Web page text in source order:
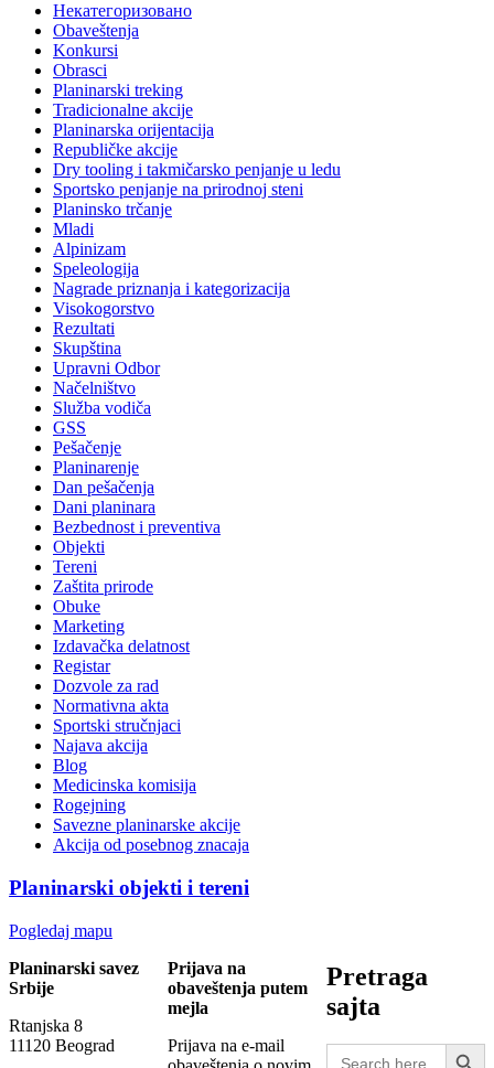
Некатегоризовано
Obaveštenja
Konkursi
Obrasci
Planinarski treking
Tradicionalne akcije
Planinarska orijentacija
Republičke akcije
Dry tooling i takmičarsko penjanje u ledu
Sportsko penjanje na prirodnoj steni
Planinsko trčanje
Mladi
Alpinizam
Speleologija
Nagrade priznanja i kategorizacija
Visokogorstvo
Rezultati
Skupština
Upravni Odbor
Načelništvo
Služba vodiča
GSS
Pešačenje
Planinarenje
Dan pešačenja
Dani planinara
Bezbednost i preventiva
Objekti
Tereni
Zaštita prirode
Obuke
Marketing
Izdavačka delatnost
Registar
Dozvole za rad
Normativna akta
Sportski stručnjaci
Najava akcija
Blog
Medicinska komisija
Rogejning
Savezne planinarske akcije
Akcija od posebnog znacaja
Planinarski objekti i tereni
Pogledaj mapu
Planinarski savez
Srbije
Rtanjska 8
11120 Beograd
Prijava na
obaveštenja putem
mejla
Prijava na e-mail
Pretraga
sajta
Search
Search Button